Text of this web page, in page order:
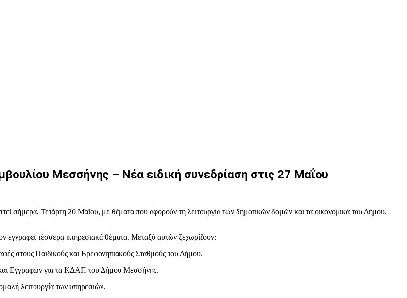
Μεσσήνης – Νέα ειδική συνεδρίαση στις 27 Μαΐου
σήμερα, Τετάρτη 20 Μαΐου, με θέματα που αφορούν τη λειτουργία των δημοτικών δομών και τα οικονομικά του Δήμου.
εγγραφεί τέσσερα υπηρεσιακά θέματα. Μεταξύ αυτών ξεχωρίζουν:
στους Παιδικούς και Βρεφονηπιακούς Σταθμούς του Δήμου.
Εγγραφών για τα ΚΔΑΠ του Δήμου Μεσσήνης.
λειτουργία των υπηρεσιών.